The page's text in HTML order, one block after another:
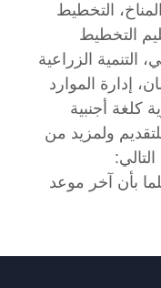
التخطيط
التخطيط
التنمية الزراعية
إدارة الموارد
كلغة أجنبية
ولمزيد من
بأن آخر موعد